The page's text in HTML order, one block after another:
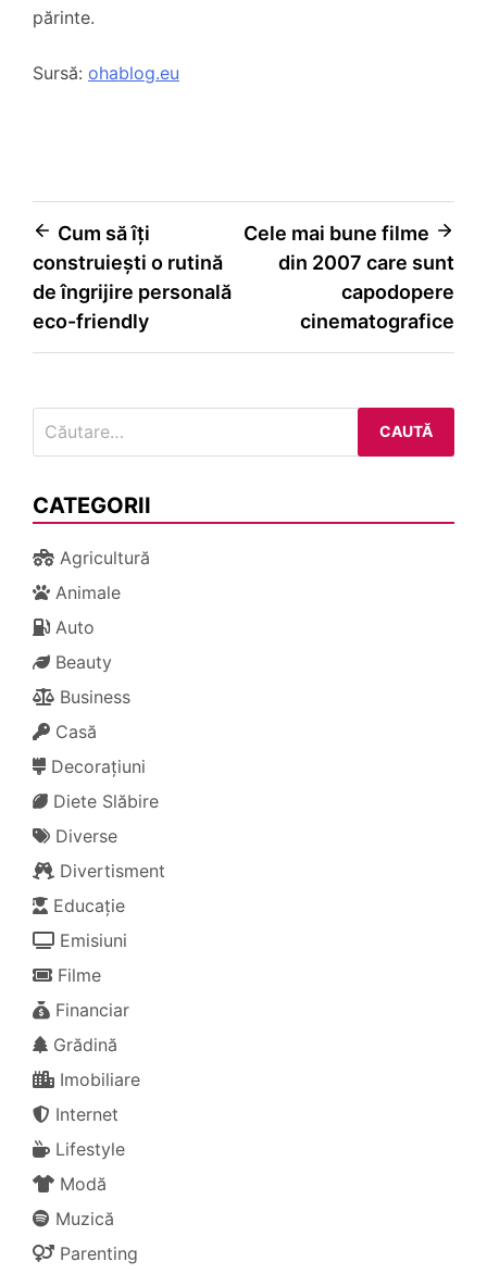
părinte.
Sursă: ohablog.eu
Navigare
în
articole
Cum să îți
construiești o rutină
de îngrijire personală
eco-friendly
Cele mai bune filme
din 2007 care sunt
capodopere
cinematografice
după:
CATEGORII
Agricultură
Animale
Auto
Beauty
Business
Casă
Decorațiuni
Diete Slăbire
Diverse
Divertisment
Educație
Emisiuni
Filme
Financiar
Grădină
Imobiliare
Internet
Lifestyle
Modă
Muzică
Parenting